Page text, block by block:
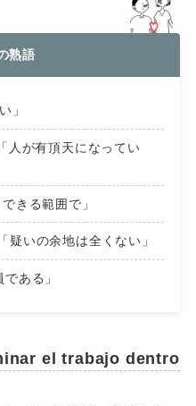
熟語
」
人が有頂天になってい
きる範囲で」
いの余地は全くない」
ある」
el trabajo dentro